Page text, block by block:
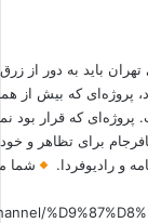
تهران باید به دور از
پروژه‌ای که بیش از
که قرار بود
برای تظاهر و
و رادیوفردا.
شما